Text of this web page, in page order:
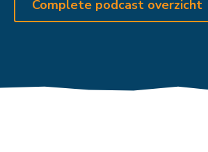
Complete podcast overzicht